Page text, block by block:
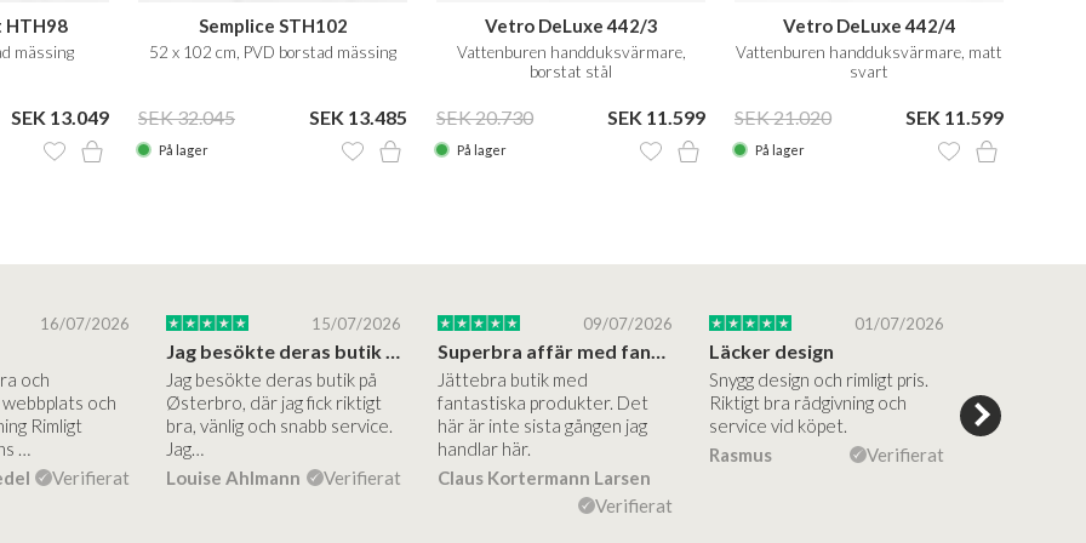
HTH98
mässing
SEK 13.049
Semplice STH102
52 x 102 cm, PVD borstad mässing
SEK 32.045 SEK 13.485
På lager
Vetro DeLuxe 442/3
Vattenburen handduksvärmare,
borstat stål
SEK 20.730 SEK 11.599
På lager
Vetro DeLuxe 442/4
Vattenburen handduksvärmare, matt
svart
SEK 21.020 SEK 11.599
På lager
16/07/2026
och
och
Rimligt
…
Verifierat
15/07/2026
Jag besökte deras butik på
Østerbro, där jag fick riktigt
bra, vänlig och snabb service.
Jag…
Louise Ahlmann
Verifierat
09/07/2026
Jättebra butik med
fantastiska produkter. Det
här är inte sista gången jag
handlar här.
Claus Kortermann Larsen
Verifierat
01/07/2026
Läcker design
Snygg design och rimligt pris.
Riktigt bra rådgivning och
service vid köpet.
Rasmus
Verifierat
hjälpsamma
vägledning